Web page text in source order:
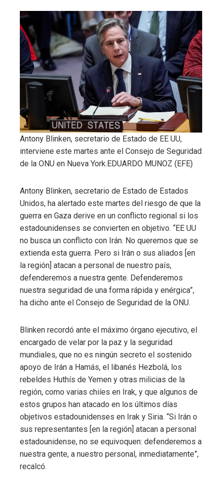
Antony Blinken, secretario de Estado de EE UU,
interviene este martes ante el Consejo de Seguridad
de la ONU en Nueva York.EDUARDO MUNOZ (EFE)
Antony Blinken, secretario de Estado de Estados
Unidos, ha alertado este martes del riesgo de que la
guerra en Gaza derive en un conflicto regional si los
estadounidenses se convierten en objetivo. “EE UU
no busca un conflicto con Irán. No queremos que se
extienda esta guerra. Pero si Irán o sus aliados [en
la región] atacan a personal de nuestro país,
defenderemos a nuestra gente. Defenderemos
nuestra seguridad de una forma rápida y enérgica”,
ha dicho ante el Consejo de Seguridad de la ONU.
Blinken recordó ante el máximo órgano ejecutivo, el
encargado de velar por la paz y la seguridad
mundiales, que no es ningún secreto el sostenido
apoyo de Irán a Hamás, el libanés Hezbolá, los
rebeldes Huthís de Yemen y otras milicias de la
región, como varias chiíes en Irak, y que algunos de
estos grupos han atacado en los últimos días
objetivos estadounidenses en Irak y Siria. “Si Irán o
sus representantes [en la región] atacan a personal
estadounidense, no se equivoquen: defenderemos a
nuestra gente, a nuestro personal, inmediatamente”,
recalcó.